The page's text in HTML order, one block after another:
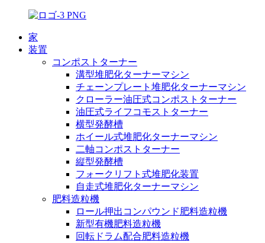
家
装置
コンポストターナー
溝型堆肥化ターナーマシン
チェーンプレート堆肥化ターナーマシン
クローラー油圧式コンポストターナー
油圧式ライフコモストターナー
横型発酵槽
ホイール式堆肥化ターナーマシン
二軸コンポストターナー
縦型発酵槽
フォークリフト式堆肥化装置
自走式堆肥化ターナーマシン
肥料造粒機
ロール押出コンパウンド肥料造粒機
新型有機肥料造粒機
回転ドラム配合肥料造粒機